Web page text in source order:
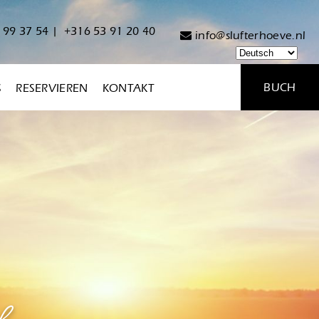
37 54 | +316 53 91 20 40 info@slufterhoeve.nl
RESERVIEREN KONTAKT BUCH